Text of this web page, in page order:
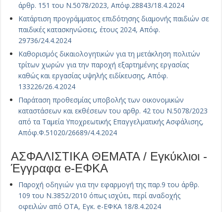
άρθρ. 151 του Ν.5078/2023, Απόφ.28843/18.4.2024
Κατάρτιση προγράμματος επιδότησης διαμονής παιδιών σε
παιδικές κατασκηνώσεις, έτους 2024, Απόφ.
29736/24.4.2024
Καθορισμός δικαιολογητικών για τη μετάκληση πολιτών
τρίτων χωρών για την παροχή εξαρτημένης εργασίας
καθώς και εργασίας υψηλής ειδίκευσης, Απόφ.
133226/26.4.2024
Παράταση προθεσμίας υποβολής των οικονομικών
καταστάσεων και εκθέσεων του αρθρ. 42 του Ν.5078/2023
από τα Ταμεία Υποχρεωτικής Επαγγελματικής Ασφάλισης,
Απόφ.Φ.51020/26689/4.4.2024
ΑΣΦΑΛΙΣΤΙΚΑ ΘΕΜΑΤΑ / Εγκύκλιοι -
Έγγραφα e-ΕΦΚΑ
Παροχή οδηγιών για την εφαρμογή της παρ.9 του άρθρ.
109 του Ν.3852/2010 όπως ισχύει, περί αναδοχής
οφειλών από ΟΤΑ, Εγκ. e-ΕΦΚΑ 18/8.4.2024